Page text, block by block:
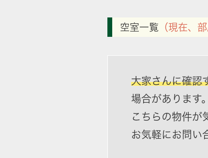
空室一覧 （現在、
大家さんに確認
場合があります。
こちらの物件が
お気軽にお問い